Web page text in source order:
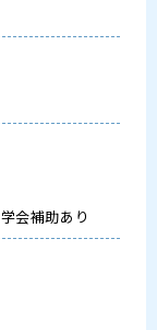
会補助あり